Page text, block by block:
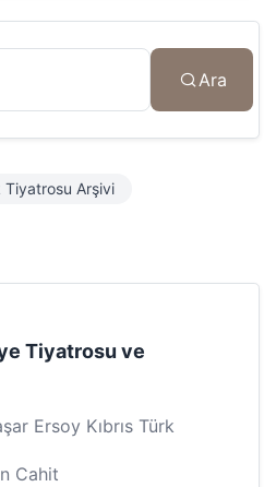
Ara
Tiyatrosu Arşivi
Tiyatrosu ve
Ersoy Kıbrıs Türk
Cahit